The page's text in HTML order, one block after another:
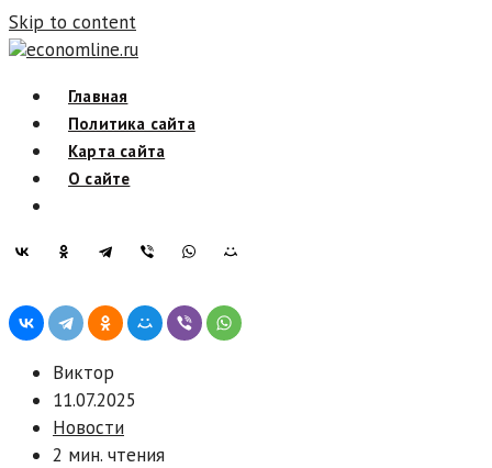
Skip to content
economline.ru
Главная
Политика сайта
Карта сайта
О сайте
Виктор
11.07.2025
Новости
2 мин. чтения